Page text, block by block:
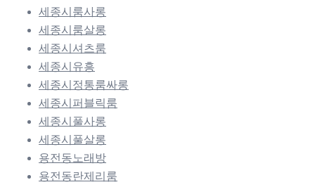
세종시룸사롱
세종시룸살롱
세종시셔츠룸
세종시유흥
세종시정통룸싸롱
세종시퍼블릭룸
세종시풀사롱
세종시풀살롱
용전동노래방
용전동란제리룸